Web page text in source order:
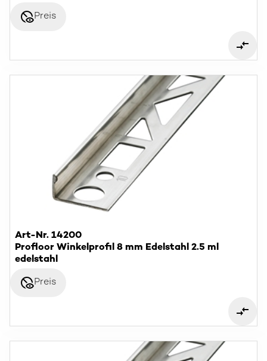
disabled_visiblePreis
Art-Nr. 14200
Profloor Winkelprofil 8 mm Edelstahl 2.5 ml
edelstahl
disabled_visiblePreis